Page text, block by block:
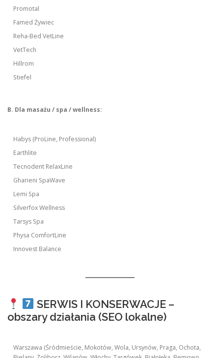
Promotal
Famed Żywiec
Reha-Bed VetLine
VetTech
Hillrom
Stiefel
B. Dla masażu / spa / wellness:
Habys (ProLine, Professional)
Earthlite
Tecnodent RelaxLine
Gharieni SpaWave
Lemi Spa
Silverfox Wellness
Tarsys Spa
Physa ComfortLine
Innovest Balance
SERWIS I KONSERWACJE –
obszary działania (SEO lokalne)
Warszawa (Śródmieście, Mokotów, Wola, Ursynów, Praga, Ochota,